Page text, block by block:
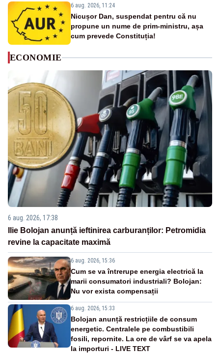
6 aug. 2026, 11:24
Nicușor Dan, suspendat pentru că nu
propune un nume de prim-ministru, așa
cum prevede Constituția!
ECONOMIE
6 aug. 2026, 17:38
Ilie Bolojan anunță ieftinirea carburanților: Petromidia
revine la capacitate maximă
6 aug. 2026, 15:36
Cum se va întrerupe energia electrică la
marii consumatori industriali? Bolojan:
Nu vor exista compensații
6 aug. 2026, 15:33
Bolojan anunță restricțiile de consum
energetic. Centralele pe combustibili
fosili, repornite. La ore de vârf se va apela
la importuri - LIVE TEXT